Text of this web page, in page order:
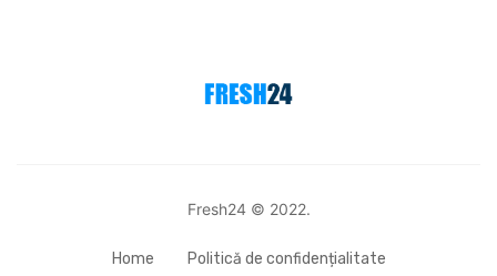
Fresh24 © 2022.
Home Politică de confidențialitate